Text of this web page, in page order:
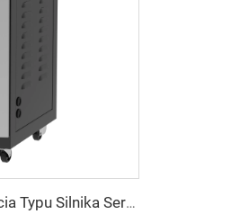
Trójfazowy Regulator Napięcia Typu Silnika Serwo TNS-C Seria